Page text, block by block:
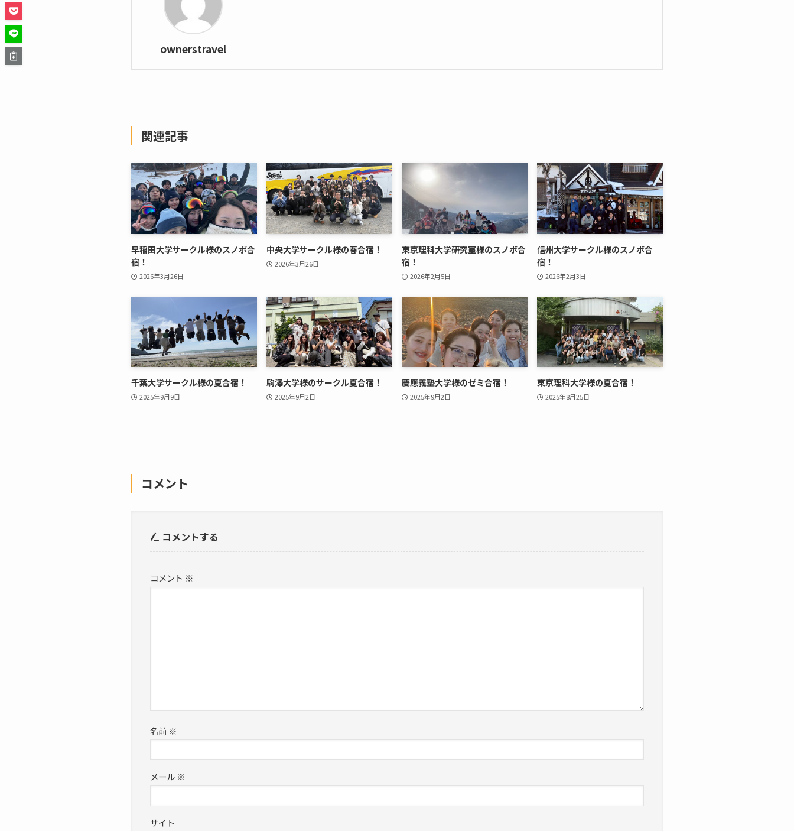
ownerstravel
関連記事
早稲田大学サークル様のスノボ合
宿！
2026年3月26日
中央大学サークル様の春合宿！
2026年3月26日
東京理科大学研究室様のスノボ合
宿！
2026年2月5日
信州大学サークル様のスノボ合
宿！
2026年2月3日
千葉大学サークル様の夏合宿！
2025年9月9日
駒澤大学様のサークル夏合宿！
2025年9月2日
慶應義塾大学様のゼミ合宿！
2025年9月2日
東京理科大学様の夏合宿！
2025年8月25日
コメント
コメントする
コメント ※
名前 ※
メール ※
サイト